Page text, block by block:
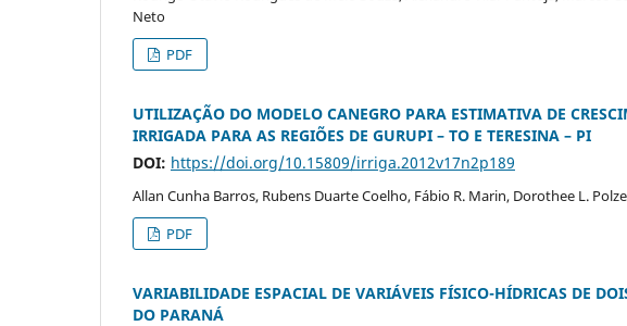
Neto
PDF
UTILIZAÇÃO DO MODELO CANEGRO PARA ESTIMATIVA DE
IRRIGADA PARA AS REGIÕES DE GURUPI – TO E TERESINA – PI
DOI: https://doi.org/10.15809/irriga.2012v17n2p189
Allan Cunha Barros, Rubens Duarte Coelho, Fábio R. Marin, Dorothee L.
PDF
VARIABILIDADE ESPACIAL DE VARIÁVEIS FÍSICO-HÍDRICAS DE
DO PARANÁ